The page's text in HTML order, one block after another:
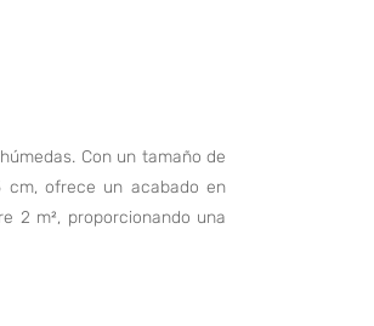
Con un tamaño de
cm, ofrece un acabado en
2 m², proporcionando una